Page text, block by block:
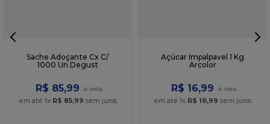
Sache Adoçante Cx C/
1000 Un Degust
R$ 85,99
em até 1x R$ 85,99 sem juros
Açúcar Impalpavel 1 Kg
Arcolor
R$ 16,99
em até 1x R$ 16,99 sem juros